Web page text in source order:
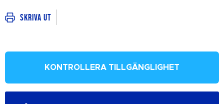
Skriva ut
KONTROLLERA TILLGÄNGLIGHET